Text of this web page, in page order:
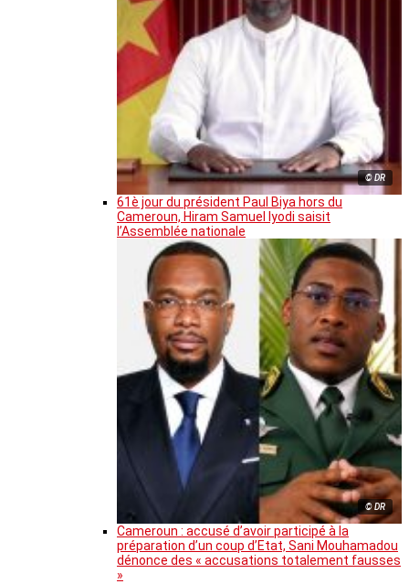
© DR
61è jour du président Paul Biya hors du
Cameroun, Hiram Samuel Iyodi saisit
l’Assemblée nationale
© DR
Cameroun : accusé d’avoir participé à la
préparation d’un coup d’Etat, Sani Mouhamadou
dénonce des « accusations totalement fausses
»